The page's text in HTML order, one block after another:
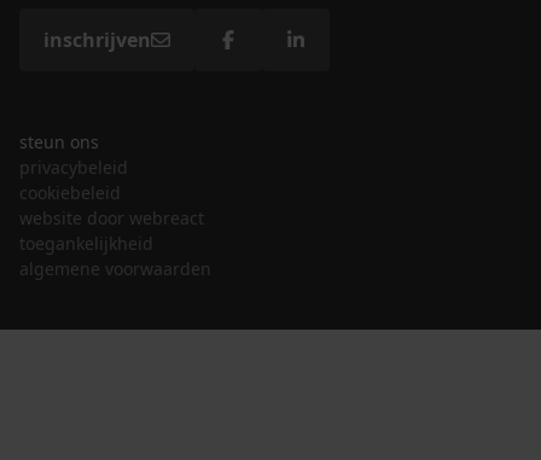
inschrijven
steun ons
privacybeleid
cookiebeleid
website door webreact
toegankelijkheid
algemene voorwaarden